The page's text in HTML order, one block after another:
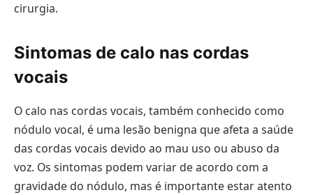
cirurgia.
Sintomas de calo nas cordas
vocais
O calo nas cordas vocais, também conhecido como
nódulo vocal, é uma lesão benigna que afeta a saúde
das cordas vocais devido ao mau uso ou abuso da
voz. Os sintomas podem variar de acordo com a
gravidade do nódulo, mas é importante estar atento